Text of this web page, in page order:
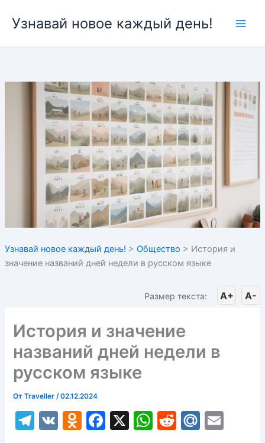
Узнавай новое каждый день!
Узнавай новое каждый день! > Общество > История и
значение названий дней недели в русском языке
Размер текста: A+ A-
История и значение
названий дней недели в
русском языке
ОтTraveller /02.12.2024
T
V
O
F
X
W R
M